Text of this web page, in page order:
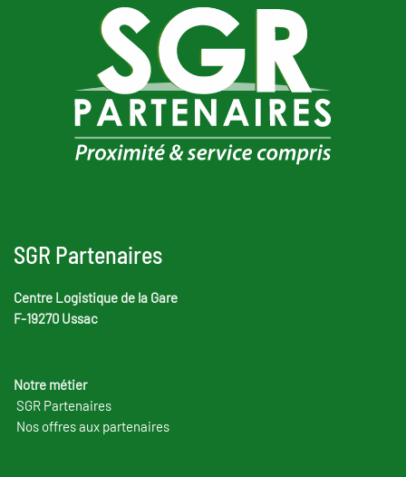
SGR Partenaires
Centre Logistique de la Gare
F-19270 Ussac
Notre métier
SGR Partenaires
Nos offres aux partenaires